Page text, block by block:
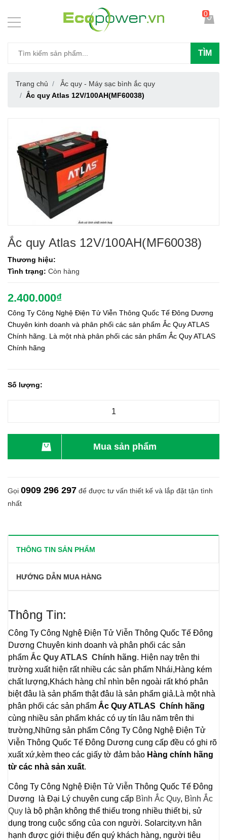
TÌM
0
Trang chủ
Ắc quy - Máy sạc bình ắc quy
Ắc quy Atlas 12V/100AH(MF60038)
Ắc quy Atlas 12V/100AH(MF60038)
Thương hiệu:
Tình trạng: Còn hàng
2.400.000₫
Công Ty Công Nghệ Điện Tử Viễn Thông Quốc Tế Đông Dương
Chuyên kinh doanh và phân phối các sản phẩm Ắc Quy ATLAS
Chính hãng. Là một nhà phân phối các sản phẩm Ắc Quy ATLAS
Chính hãng
Số lượng:
Mua sản phẩm
Gọi 0909 296 297 để được tư vấn thiết kế và lắp đặt tận tình
nhất
THÔNG TIN SẢN PHẨM
HƯỚNG DẪN MUA HÀNG
Thông Tin:
Công Ty Công Nghệ Điện Tử Viễn Thông Quốc Tế Đông
Dương Chuyên kinh doanh và phân phối các sản
phẩm Ắc Quy ATLAS Chính hãng. Hiện nay trên thi
trường xuất hiện rất nhiều các sản phẩm Nhái,Hàng kém
chất lượng,Khách hàng chỉ nhìn bên ngoài rất khó phân
biệt đâu là sản phẩm thật đâu là sản phẩm giả.Là một nhà
phân phối các sản phẩm Ắc Quy ATLAS Chính hãng
cùng nhiều sản phẩm khác có uy tín lâu năm trên thi
trường,Những sản phẩm Công Ty Công Nghệ Điện Tử
Viễn Thông Quốc Tế Đông Dương cung cấp đều có ghi rõ
xuất xứ,kèm theo các giấy tờ đảm bảo Hàng chính hãng
từ các nhà sản xuất.
Công Ty Công Nghệ Điện Tử Viễn Thông Quốc Tế Đông
Dương là Đại Lý chuyên cung cấp Bình Ắc Quy, Bình Ắc
Quy là bộ phận không thể thiếu trong nhiều thiết bị, sử
dụng trong cuộc sống của con người. Solarcity.vn hân
hạnh được giới thiệu đến quý khách hàng, người tiêu